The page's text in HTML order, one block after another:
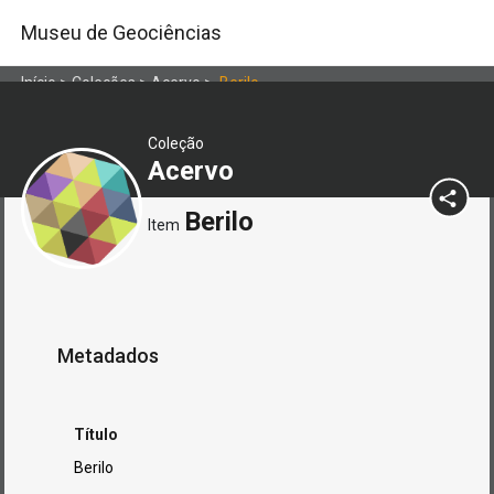
Museu de Geociências
Início>Coleções>Acervo>Berilo
Coleção
Acervo
Item Berilo
Metadados
Título
Berilo